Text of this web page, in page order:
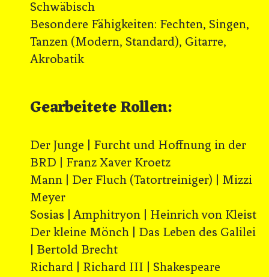
Schwäbisch
Besondere Fähigkeiten: Fechten, Singen,
Tanzen (Modern, Standard), Gitarre,
Akrobatik
Gearbeitete Rollen:
Der Junge | Furcht und Hoffnung in der
BRD | Franz Xaver Kroetz
Mann | Der Fluch (Tatortreiniger) | Mizzi
Meyer
Sosias | Amphitryon | Heinrich von Kleist
Der kleine Mönch | Das Leben des Galilei
| Bertold Brecht
Richard | Richard III | Shakespeare